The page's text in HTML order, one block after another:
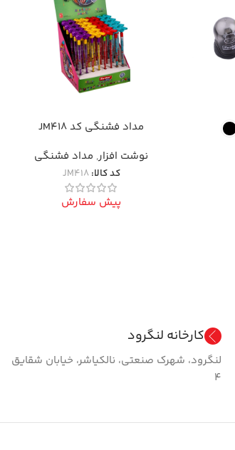
مداد فشنگی کد JM418
نوشت افزار, مداد فشنگی
کد کالا:JM418
پیش سفارش
کارخانه لنگرود
لنگرود، شهرک صنعتی، نالکیاشر، خیابان شقایق
۴